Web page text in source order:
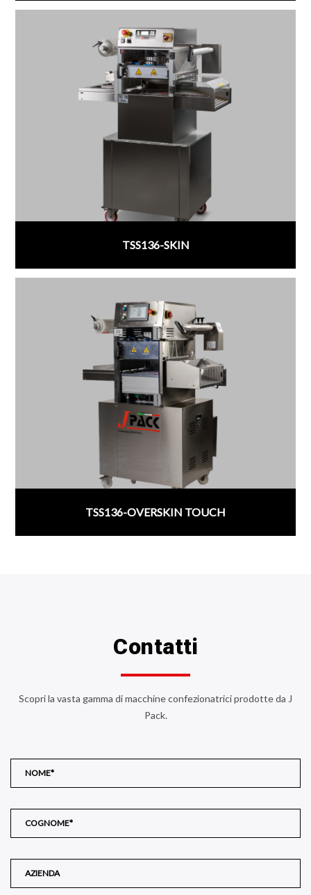
TSS136-SKIN
TSS136-OVERSKIN TOUCH
Contatti
Scopri la vasta gamma di macchine confezionatrici prodotte da J
Pack.